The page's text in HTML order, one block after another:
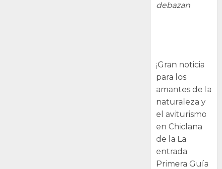
debazan
¡Gran noticia
para los
amantes de la
naturaleza y
el aviturismo
en Chiclana
de la La
entrada
Primera Guía